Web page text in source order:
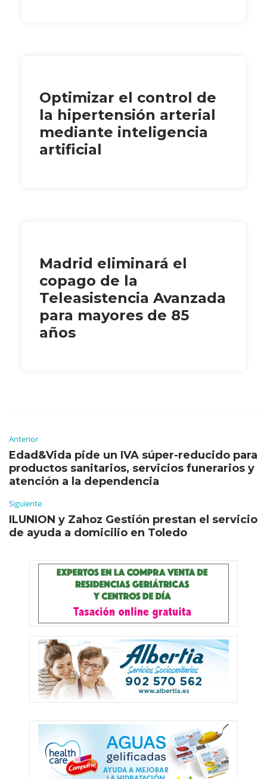
Optimizar el control de
la hipertensión arterial
mediante inteligencia
artificial
Madrid eliminará el
copago de la
Teleasistencia Avanzada
para mayores de 85
años
Anterior
Edad&Vida pide un IVA súper-reducido para
productos sanitarios, servicios funerarios y
atención a la dependencia
Siguiente
ILUNION y Zahoz Gestión prestan el servicio
de ayuda a domicilio en Toledo